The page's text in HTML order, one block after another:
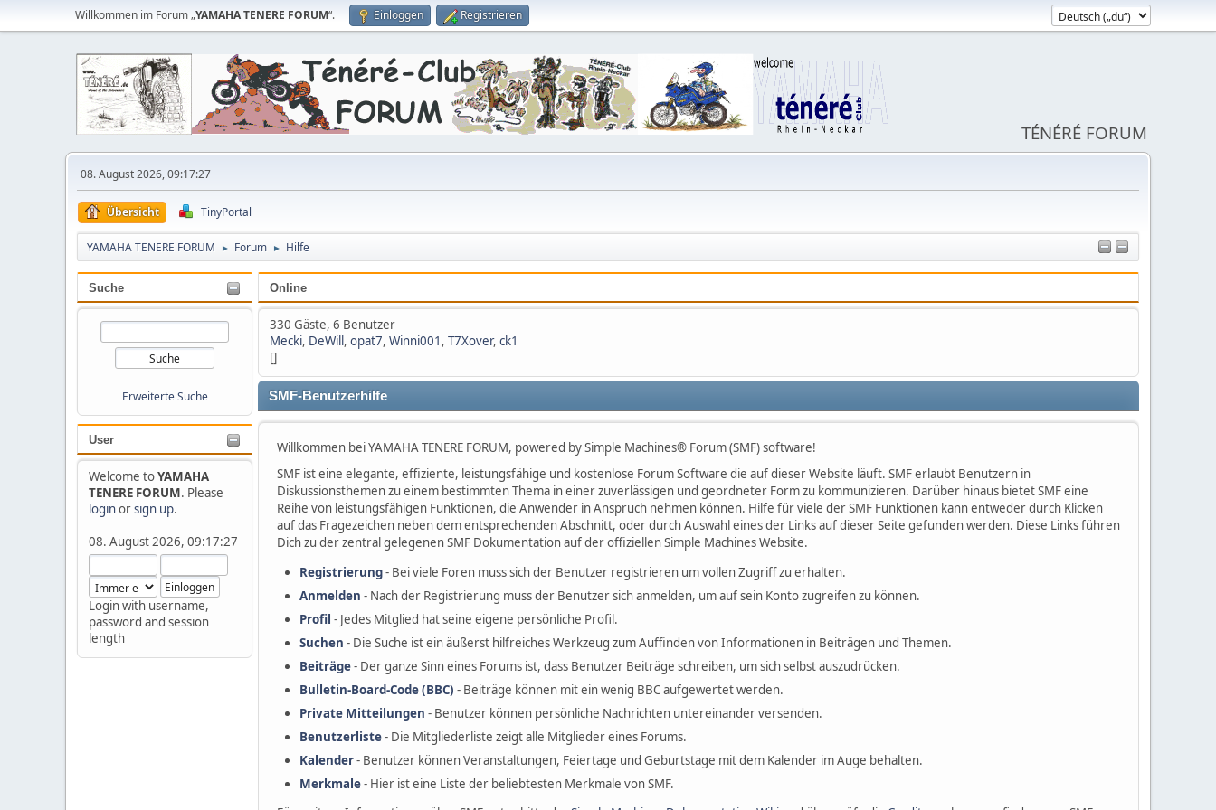
Willkommen im Forum „YAMAHA TENERE FORUM“. Einloggen Registrieren
TÉNÉRÉ FORUM
08. August 2026, 09:17:27
Übersicht TinyPortal
YAMAHA TENERE FORUM ► Forum ► Hilfe
Suche
Erweiterte Suche
User
Welcome toYAMAHA
TENERE FORUM. Please
loginorsign up.
08. August 2026, 09:17:27
Login with username,
password and session
length
Online
330 Gäste, 6 Benutzer
Mecki, DeWill, opat7, Winni001 , T7Xover, ck1
[]
SMF-Benutzerhilfe
Willkommen bei YAMAHA TENERE FORUM, powered by Simple Machines® Forum (SMF) software!
SMF ist eine elegante, effiziente, leistungsfähige und kostenlose Forum Software die auf dieser Website läuft. SMF erlaubt Benutzern in
Diskussionsthemen zu einem bestimmten Thema in einer zuverlässigen und geordneter Form zu kommunizieren. Darüber hinaus bietet SMF eine
Reihe von leistungsfähigen Funktionen, die Anwender in Anspruch nehmen können. Hilfe für viele der SMF Funktionen kann entweder durch Klicken
auf das Fragezeichen neben dem entsprechenden Abschnitt, oder durch Auswahl eines der Links auf dieser Seite gefunden werden. Diese Links führen
Dich zu der zentral gelegenen SMF Dokumentation auf der offiziellen Simple Machines Website.
Registrierung- Bei viele Foren muss sich der Benutzer registrieren um vollen Zugriff zu erhalten.
Anmelden - Nach der Registrierung muss der Benutzer sich anmelden, um auf sein Konto zugreifen zu können.
Profil - Jedes Mitglied hat seine eigene persönliche Profil.
Suchen - Die Suche ist ein äußerst hilfreiches Werkzeug zum Auffinden von Informationen in Beiträgen und Themen.
Beiträge- Der ganze Sinn eines Forums ist, dass Benutzer Beiträge schreiben, um sich selbst auszudrücken.
Bulletin-Board-Code (BBC) - Beiträge können mit ein wenig BBC aufgewertet werden.
Private Mitteilungen - Benutzer können persönliche Nachrichten untereinander versenden.
Benutzerliste- Die Mitgliederliste zeigt alle Mitglieder eines Forums.
Kalender- Benutzer können Veranstaltungen, Feiertage und Geburtstage mit dem Kalender im Auge behalten.
Merkmale- Hier ist eine Liste der beliebtesten Merkmale von SMF.